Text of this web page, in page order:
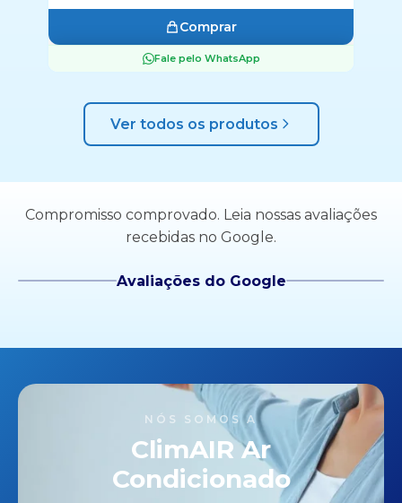
Fale pelo WhatsApp
Ver todos os produtos
Compromisso comprovado. Leia nossas avaliações
recebidas no Google.
Avaliações do Google
NÓS SOMOS A
ClimAIR Ar
Condicionado